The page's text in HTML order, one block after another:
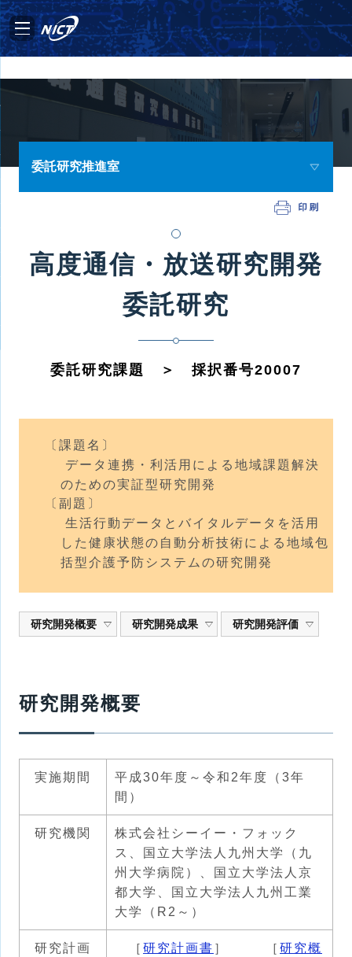
委託研究推進室
高度通信・放送研究開発
委託研究
委託研究課題 ＞ 採択番号20007
〔課題名〕
データ連携・利活用による地域課題解決
のための実証型研究開発
〔副題〕
生活行動データとバイタルデータを活用
した健康状態の自動分析技術による地域包
括型介護予防システムの研究開発
研究開発概要 研究開発成果 研究開発評価
研究開発概要
実施期間
平成30年度～令和2年度（3年
間）
研究機関
株式会社シーイー・フォック
ス、国立大学法人九州大学（九
州大学病院）、国立大学法人京
都大学、国立大学法人九州工業
大学（R2～）
研究計画 ［ 研究計画書 ］ ［ 研究概